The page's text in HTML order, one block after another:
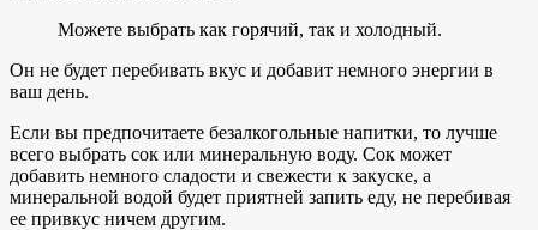
Можете выбрать как горячий, так и холодный.
Он не будет перебивать вкус и добавит немного энергии в
ваш день.
Если вы предпочитаете безалкогольные напитки, то лучше
всего выбрать сок или минеральную воду. Сок может
добавить немного сладости и свежести к закуске, а
минеральной водой будет приятней запить еду, не перебивая
ее привкус ничем другим.